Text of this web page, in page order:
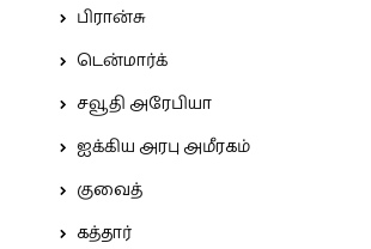
பிரான்சு
டென்மார்க்
சவூதி அரேபியா
ஐக்கிய அரபு அமீரகம்
குவைத்
கத்தார்